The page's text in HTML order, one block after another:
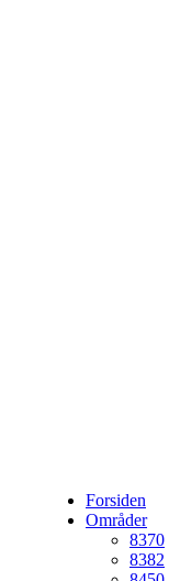
Forsiden
Områder
8370
8382